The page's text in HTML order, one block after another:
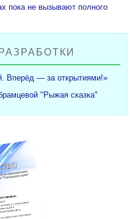
пока не вызывают полного
Вперёд — за открытиями!»
"Рыжая сказка"